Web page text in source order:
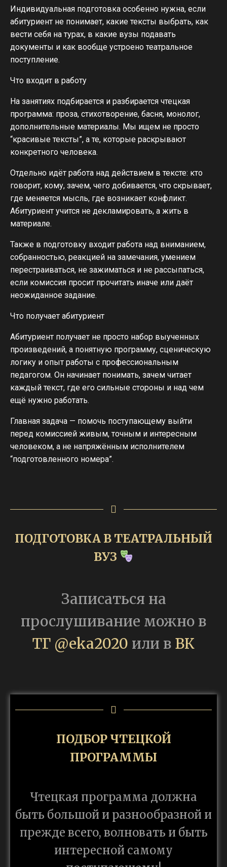
Индивидуальная подготовка особенно нужна, если
абитуриент не понимает, какие тексты выбрать, как
вести себя на турах, в какие вузы подавать
документы и как вообще устроено театральное
поступление.
Что входит в работу
На занятиях подбирается и разбирается чтецкая
программа: проза, стихотворение, басня, монолог,
дополнительные материалы. Мы ищем не просто
“красивые тексты”, а те, которые раскрывают
конкретного человека.
Отдельно идёт работа над действием в тексте: кто
говорит, кому, зачем, чего добивается, что скрывает,
где меняется мысль, где возникает конфликт.
Абитуриент учится не декламировать, а жить в
материале.
Также в подготовку входит работа над вниманием,
собранностью, реакцией на замечания, умением
перестраиваться, не зажиматься и не рассыпаться,
если комиссия просит прочитать иначе или даёт
неожиданное задание.
Что получает абитуриент
Абитуриент получает не просто набор выученных
произведений, а понятную программу, сценическую
логику и опыт работы с профессиональным
педагогом. Он начинает понимать, зачем читает
каждый текст, где его сильные стороны и над чем
ещё нужно работать.
Главная задача — помочь поступающему выйти
перед комиссией живым, точным и интересным
человеком, а не напряжённым исполнителем
“подготовленного номера”.
ПОДГОТОВКА В ТЕАТРАЛЬНЫЙ
ВУЗ
Записаться на
прослушивание можно в
ТГ @eka2020 или в ВК
ПОДБОР ЧТЕЦКОЙ
ПРОГРАММЫ
Чтецкая программа должна
быть большой и разнообразной и
прежде всего, волновать и быть
интересной самому